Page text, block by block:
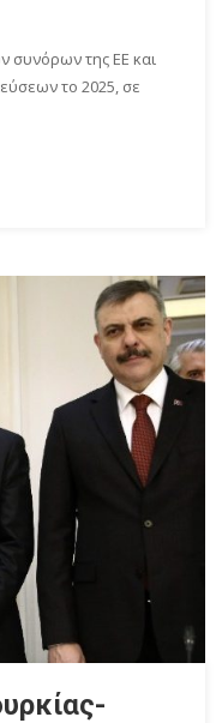
συνόρων της ΕΕ και
το 2025, σε